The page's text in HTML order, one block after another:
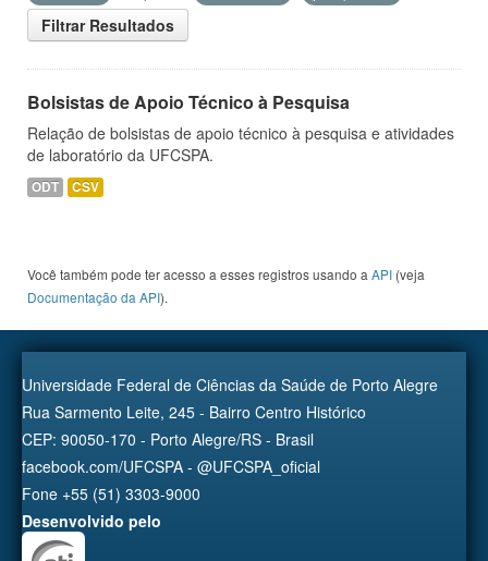
Filtrar Resultados
Bolsistas de Apoio Técnico à Pesquisa
Relação de bolsistas de apoio técnico à pesquisa e atividades
de laboratório da UFCSPA.
ODT CSV
Você também pode ter acesso a esses registros usando a API (veja
Documentação da API).
Universidade Federal de Ciências da Saúde de Porto Alegre
Rua Sarmento Leite, 245 - Bairro Centro Histórico
CEP: 90050-170 - Porto Alegre/RS - Brasil
facebook.com/UFCSPA - @UFCSPA_oficial
Fone +55 (51) 3303-9000
Desenvolvido pelo